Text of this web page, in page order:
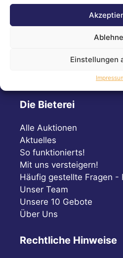
Einstellungen
Instagram
Facebook
LinkedIn
Die Bieterei
Alle Auktionen
Aktuelles
So funktionierts!
Mit uns versteigern!
Häufig gestellte Fragen -
Unser Team
Unsere 10 Gebote
Über Uns
Rechtliche Hinweise